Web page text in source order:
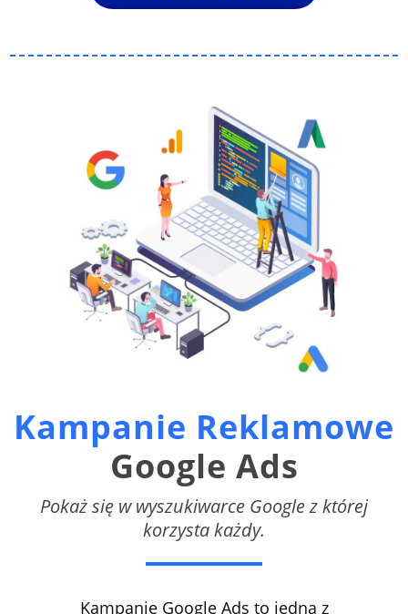
Kampanie Reklamowe
Google Ads
Pokaż się w wyszukiwarce Google z której
korzysta każdy.
Kampanie Google Ads to jedna z